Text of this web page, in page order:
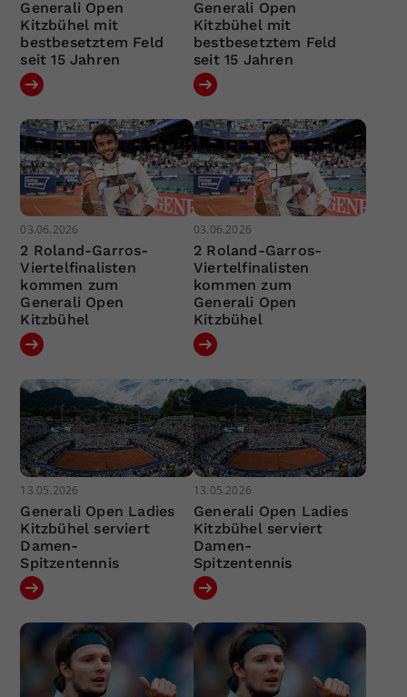
Generali Open
Kitzbühel mit
bestbesetztem Feld
seit 15 Jahren
Generali Open
Kitzbühel mit
bestbesetztem Feld
seit 15 Jahren
03.06.2026
2 Roland-Garros-
Viertelfinalisten
kommen zum
Generali Open
Kitzbühel
03.06.2026
2 Roland-Garros-
Viertelfinalisten
kommen zum
Generali Open
Kitzbühel
13.05.2026
Generali Open Ladies
Kitzbühel serviert
Damen-
Spitzentennis
13.05.2026
Generali Open Ladies
Kitzbühel serviert
Damen-
Spitzentennis